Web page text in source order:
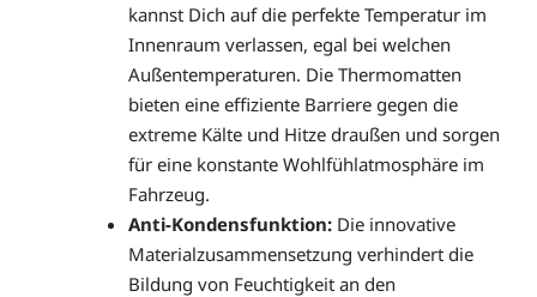
kannst Dich auf die perfekte Temperatur im
Innenraum verlassen, egal bei welchen
Außentemperaturen. Die Thermomatten
bieten eine effiziente Barriere gegen die
extreme Kälte und Hitze draußen und sorgen
für eine konstante Wohlfühlatmosphäre im
Fahrzeug.
Anti-Kondensfunktion: Die innovative
Materialzusammensetzung verhindert die
Bildung von Feuchtigkeit an den